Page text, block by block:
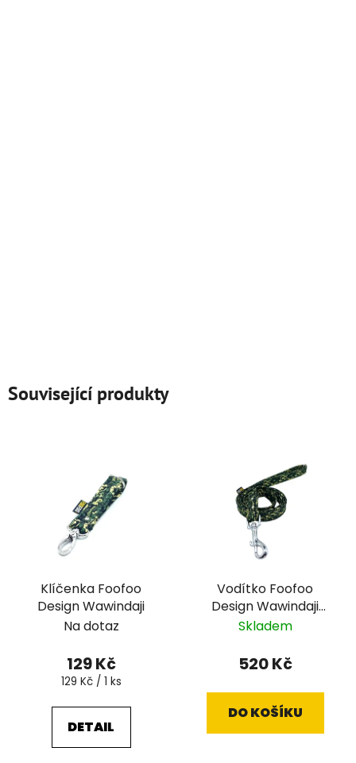
Související produkty
Klíčenka Foofoo
Design Wawindaji
Na dotaz
129 Kč
Měrná
129 Kč / 1 ks
DETAIL
Vodítko Foofoo
Design Wawindaji
ploché
Skladem
520 Kč
DO KOŠÍKU